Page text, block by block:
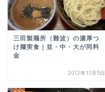
三田製麺所（難波）の濃厚つ
け麺実食｜並・中・大が同料
金
2012年11月5日